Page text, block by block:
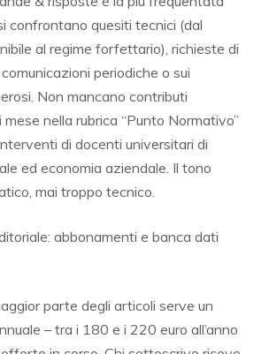
confrontano quesiti tecnici (dal
al regime forfettario), richieste di
periodiche o sui
Non mancano contributi
nella rubrica “Punto Normativo”
di docenti universitari di
ed economia aziendale. Il tono
mai troppo tecnico.
abbonamenti e banca dati
parte degli articoli serve un
– tra i 180 e i 220 euro all’anno